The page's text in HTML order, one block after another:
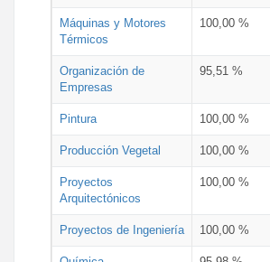
Máquinas y Motores
Térmicos
100,00 %
Organización de
Empresas
95,51 %
Pintura 100,00 %
Producción Vegetal 100,00 %
Proyectos
Arquitectónicos
100,00 %
Proyectos de Ingeniería 100,00 %